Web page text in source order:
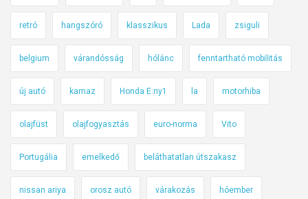
retró hangszóró klasszikus Lada zsiguli
belgium várandósság hólánc fenntartható mobilitás
új autó kamaz Honda E:ny1 la motorhiba
olajfüst olajfogyasztás euro-norma Vito
Portugália emelkedő beláthatatlan útszakasz
nissan ariya orosz autó várakozás hóember